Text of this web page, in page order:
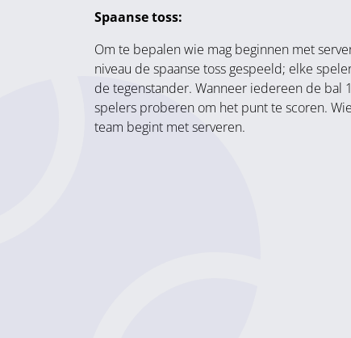
Spaanse toss:
Om te bepalen wie mag beginnen met
niveau de spaanse toss gespeeld; elke
de tegenstander. Wanneer iedereen de bal
spelers proberen om het punt te scoren.
team begint met serveren.